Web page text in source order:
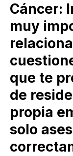
Cáncer:
muy
que te
de
propia
solo